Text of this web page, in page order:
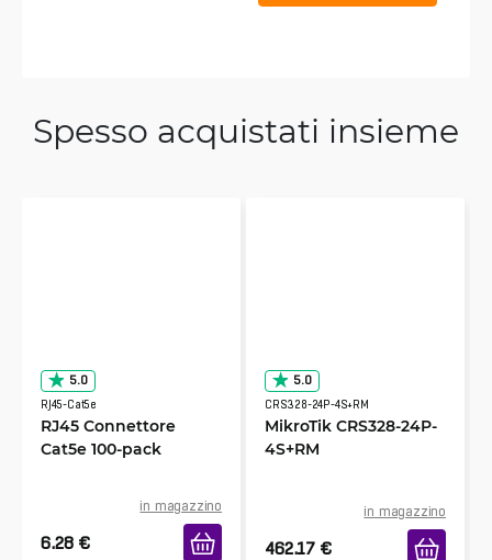
Spesso acquistati insieme
5.0
RJ45-Cat5e
RJ45 Connettore
Cat5e 100-pack
in magazzino
6.28 €
5.0
CRS328-24P-4S+RM
MikroTik CRS328-24P-
4S+RM
in magazzino
462.17 €